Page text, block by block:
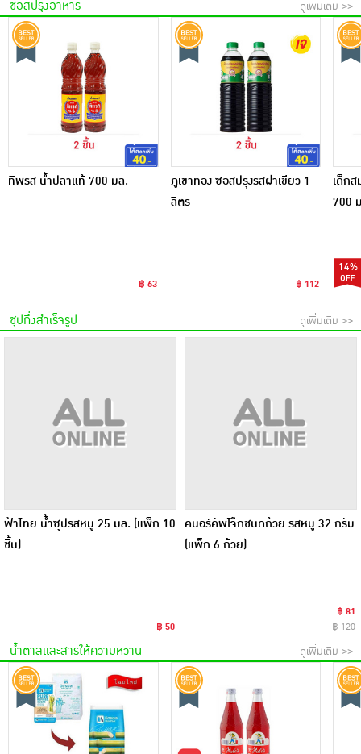
ซอสปรุงอาหาร ดูเพิ่มเติม >>
ทิพรส น้ำปลาแท้ 700 มล.
฿ 63
ภูเขาทอง ซอสปรุงรสฝาเขียว 1
ลิตร
฿ 112
เด็ก
700
14%
ซุปกึ่งสำเร็จรูป ดูเพิ่มเติม >>
ฟ้าไทย น้ำซุปรสหมู 25 มล. (แพ็ก 10
ชิ้น)
฿ 50
คนอร์คัพโจ๊กชนิดถ้วย รสหมู 32 กรัม
(แพ็ก 6 ถ้วย)
฿ 81
฿ 120
น้ำตาลและสารให้ความหวาน ดูเพิ่มเติม >>